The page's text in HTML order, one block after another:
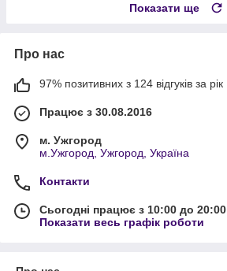
Показати ще
Про нас
97% позитивних з 124 відгуків за рік
Працює з 30.08.2016
м. Ужгород
м.Ужгород, Ужгород, Україна
Контакти
Сьогодні працює з 10:00 до 20:00
Показати весь графік роботи